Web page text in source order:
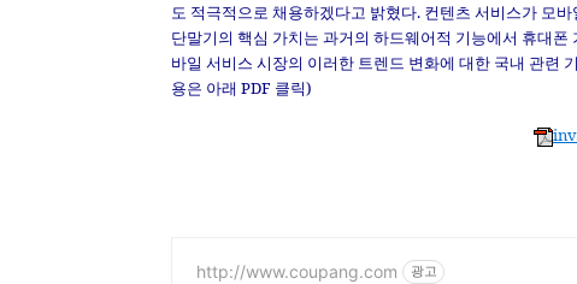
도 적극적으로 채용하겠다고 밝혔다. 컨텐츠 서비스가 모
단말기의 핵심 가치는 과거의 하드웨어적 기능에서 휴대
바일 서비스 시장의 이러한 트렌드 변화에 대한 국내 관련
용은 아래 PDF 클릭)
http://www.coupang.com 광고